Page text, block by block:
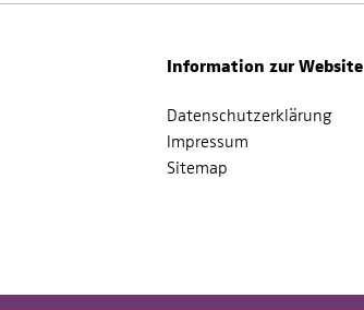
Information zur Website
Datenschutzerklärung
Impressum
Sitemap